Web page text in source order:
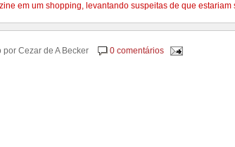
em um shopping, levantando suspeitas de que estariam
por Cezar de A Becker 0 comentários